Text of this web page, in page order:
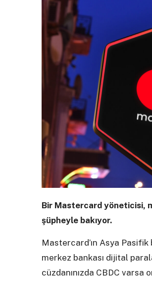
Bir Mastercard yöneticisi,
şüpheyle bakıyor.
Mastercard’ın Asya
merkez bankası dijital
cüzdanınızda CBDC